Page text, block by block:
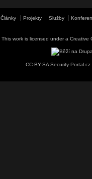
Články Projekty Služby
This work is licensed under a Creative
CC-BY-SA Security-